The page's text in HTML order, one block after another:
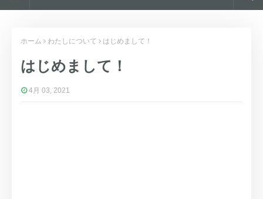
ホーム わたしについて はじめまして！
はじめまして！
4月 03, 2021